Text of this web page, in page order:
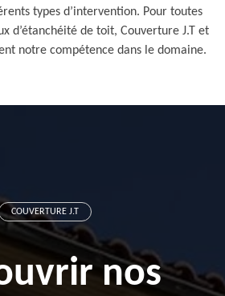
types d’intervention. Pour toutes
d’étanchéité de toit, Couverture J.T et
notre compétence dans le domaine.
COUVERTURE J.T
nos